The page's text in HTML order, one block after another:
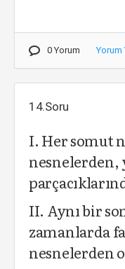
0 Yorum Yorum
14.Soru
I. Her somut
nesnelerden,
II. Aynı bir
zamanlarda
nesnelerden